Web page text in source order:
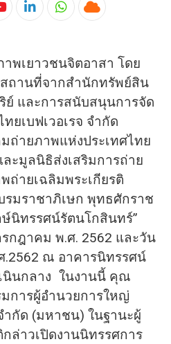
LinkedInWhatsapp
Cloud
พเยาวชนจิตอาสา โดย
ถานที่จากสำนักทรัพย์สิน
ย์ และการสนับสนุนการจัด
ยเบฟเวอเรจ จำกัด
ถ่ายภาพแห่งประเทศไทย
ะมูลนิธิส่งเสริมการถ่าย
ถ่ายเฉลิมพระเกียรติ
มราชาภิเษก พุทธศักราช
นิทรรศน์รัตนโกสินทร์”
กฎาคม พ.ศ. 2562 และวัน
.2562 ณ อาคารนิทรรศน์
นินกลาง ในงานนี้ คุณ
การผู้อำนวยการใหญ่
ำกัด (มหาชน) ในฐานะผู้
ล่าวเปิดงานนิทรรศการ